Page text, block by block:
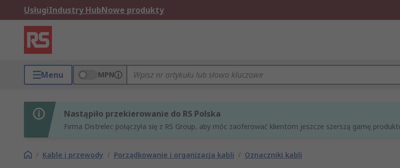
UsługiIndustry HubNowe produkty
Menu MPN
Nastąpiło przekierowanie do RS Polska
Firma Distrelec połączyła się z RS Group, aby móc zaoferować klientom jeszcze szerszą gamę
/ Kable i przewody / Porządkowanie i organizacja kabli / Oznaczniki kabli